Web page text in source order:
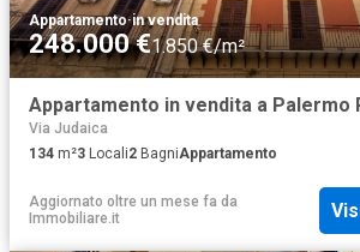
Appartamento·in vendita
248.000 €1.850 €/m²
Appartamento in vendita a Palermo
Via Judaica
134 m²3 Locali2 BagniAppartamento
Aggiornato oltre un mese fa da
Immobiliare.it